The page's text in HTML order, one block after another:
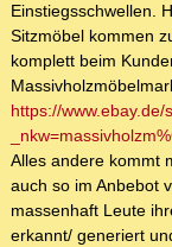
Einstiegsschwellen.
Sitzmöbel kommen
komplett beim
https://www.ebay.de/
Alles andere kommt
auch so im Anbebot
massenhaft Leute
erkannt/ generiert